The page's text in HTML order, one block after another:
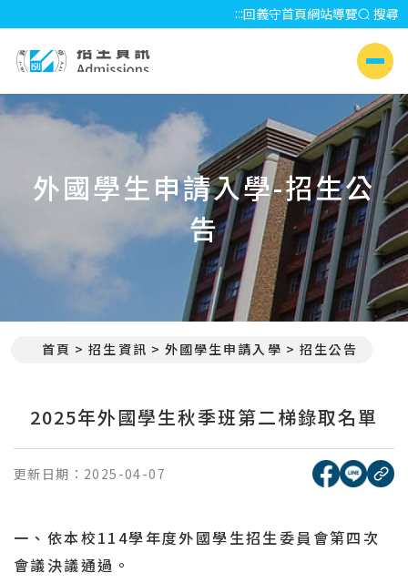
:::回義守首頁網站導覽 搜尋
側選單
外國學生申請入學-招生公
告
首頁 招生資訊 外國學生申請入學 招生公告
2025年外國學生秋季班第二梯錄取名單
更新日期： 2025-04-07 [另開新
[另開
複
一、依本校114學年度外國學生招生委員會第四次
會議決議通過。